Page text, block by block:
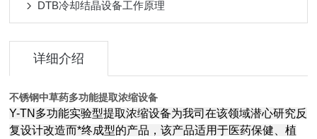
DTB冷却结晶设备工作原理
详细介绍
不锈钢中草药多功能提取浓缩设备
Y-TN多功能实验型提取浓缩设备为我司在该领域潜心研究反
复设计改造而*终成型的产品，该产品适用于医药保健、植